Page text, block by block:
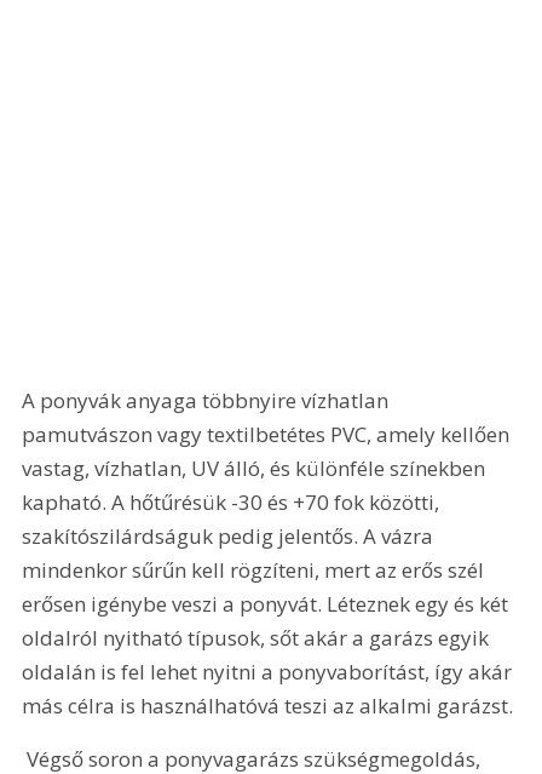
A ponyvák anyaga többnyire vízhatlan
pamutvászon vagy textilbetétes PVC, amely kellően
vastag, vízhatlan, UV álló, és különféle színekben
kapható. A hőtűrésük -30 és +70 fok közötti,
szakítószilárdságuk pedig jelentős. A vázra
mindenkor sűrűn kell rögzíteni, mert az erős szél
erősen igénybe veszi a ponyvát. Léteznek egy és két
oldalról nyitható típusok, sőt akár a garázs egyik
oldalán is fel lehet nyitni a ponyvaborítást, így akár
más célra is használhatóvá teszi az alkalmi garázst.
Végső soron a ponyvagarázs szükségmegoldás,